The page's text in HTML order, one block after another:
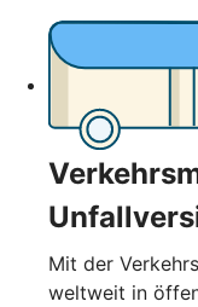
Mit der
weltweit in